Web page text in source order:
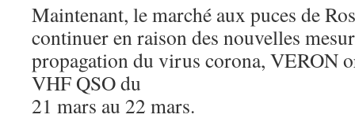
Maintenant, le marché aux puces de
continuer en raison des nouvelles
propagation du virus corona, VERON
VHF QSO du
21 mars au 22 mars.